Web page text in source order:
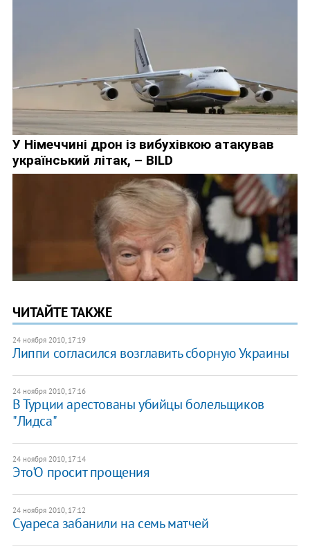
ЧИТАЙТЕ ТАКЖЕ
24 ноября 2010, 17:19
Липпи согласился возглавить сборную Украины
24 ноября 2010, 17:16
В Турции арестованы убийцы болельщиков
"Лидса"
24 ноября 2010, 17:14
Это'О просит прощения
24 ноября 2010, 17:12
Суареса забанили на семь матчей